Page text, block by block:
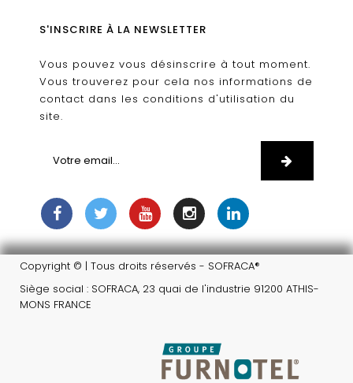
S'INSCRIRE À LA NEWSLETTER
Vous pouvez vous désinscrire à tout moment.
Vous trouverez pour cela nos informations de
contact dans les conditions d'utilisation du
site.
Copyright © | Tous droits réservés - SOFRACA®
Siège social : SOFRACA, 23 quai de l'industrie 91200 ATHIS-
MONS FRANCE